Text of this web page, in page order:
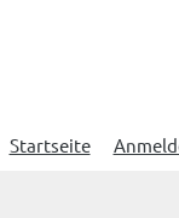
Startseite